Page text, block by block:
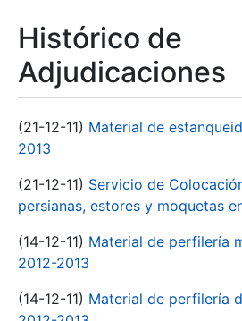
Histórico de
Adjudicaciones
(21-12-11) Material de
2013
(21-12-11) Servicio de
persianas, estores y moquetas
(14-12-11) Material de perfilería
2012-2013
(14-12-11) Material de perfilería